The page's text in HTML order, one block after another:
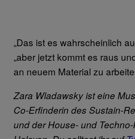
„Das ist es wahrscheinlich
„aber jetzt kommt es raus
an neuem Material zu
Zara Wladawsky ist eine
Co-Erfinderin des Sustain-
und der House- und